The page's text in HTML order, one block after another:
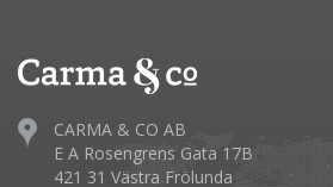
CARMA & CO AB
E A Rosengrens Gata 17B
421 31 Västra Frölunda